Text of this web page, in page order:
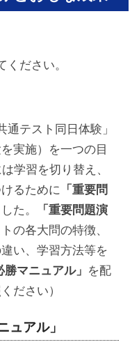
ださい。
テスト同日体験」
実施）を一つの目
学習を切り替え、
るために 「重要問
た。
「重要問題演
の各大問の特徴、
い、学習方法等を
勝マニュアル」 を配
ださい）
ュアル」